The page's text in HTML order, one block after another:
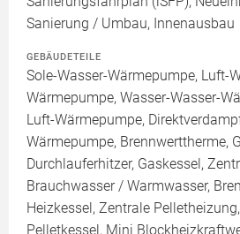
Sanierung / Umbau, Innenausbau
GEBÄUDETEILE
Sole-Wasser-Wärmepumpe, Luft-
Wärmepumpe, Wasser-Wasser-
Luft-Wärmepumpe,
Wärmepumpe, Brennwerttherme,
Durchlauferhitzer, Gaskessel,
Brauchwasser / Warmwasser,
Heizkessel, Zentrale
Pelletkessel, Mini